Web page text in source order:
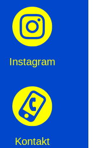
Instagram
Kontakt